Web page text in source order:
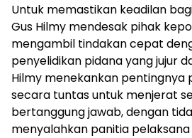
Untuk memastikan keadilan
Gus Hilmy mendesak pihak
mengambil tindakan cepat
penyelidikan pidana yang jujur
Hilmy menekankan pentingnya
secara tuntas untuk menjerat
bertanggung jawab, dengan
menyalahkan panitia